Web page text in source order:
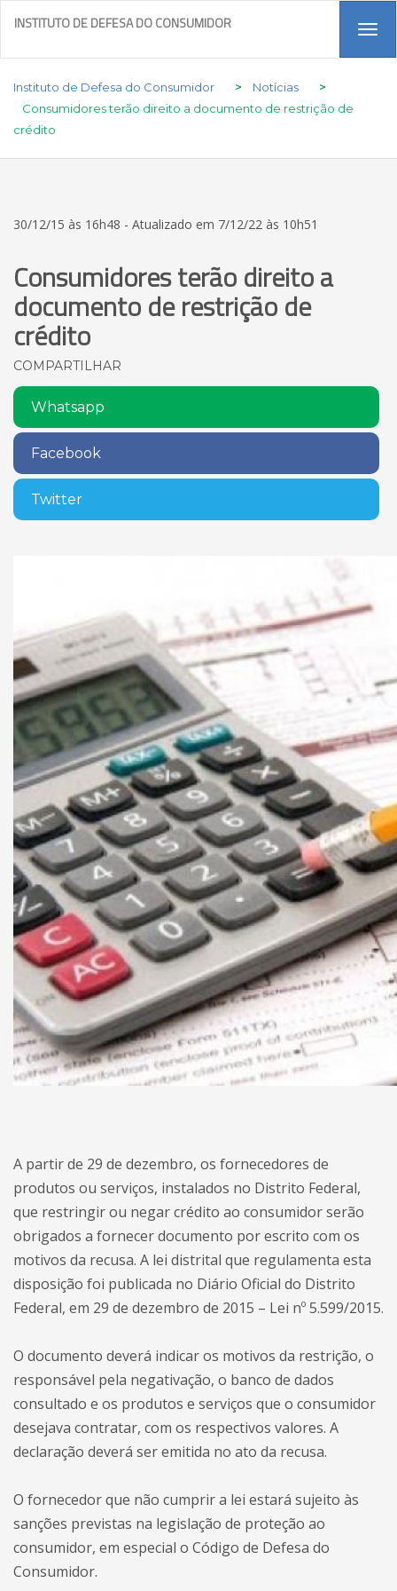
INSTITUTO DE DEFESA DO CONSUMIDOR
Instituto de Defesa do Consumidor > Notícias
>
Consumidores terão direito a documento de restrição de
crédito
30/12/15 às 16h48 - Atualizado em 7/12/22 às 10h51
Consumidores terão direito a
documento de restrição de
crédito
COMPARTILHAR
Whatsapp
Facebook
Twitter
A partir de 29 de dezembro, os fornecedores de
produtos ou serviços, instalados no Distrito Federal,
que restringir ou negar crédito ao consumidor serão
obrigados a fornecer documento por escrito com os
motivos da recusa. A lei distrital que regulamenta esta
disposição foi publicada no Diário Oficial do Distrito
Federal, em 29 de dezembro de 2015 – Lei nº 5.599/2015.
O documento deverá indicar os motivos da restrição, o
responsável pela negativação, o banco de dados
consultado e os produtos e serviços que o consumidor
desejava contratar, com os respectivos valores. A
declaração deverá ser emitida no ato da recusa.
O fornecedor que não cumprir a lei estará sujeito às
sanções previstas na legislação de proteção ao
consumidor, em especial o Código de Defesa do
Consumidor.